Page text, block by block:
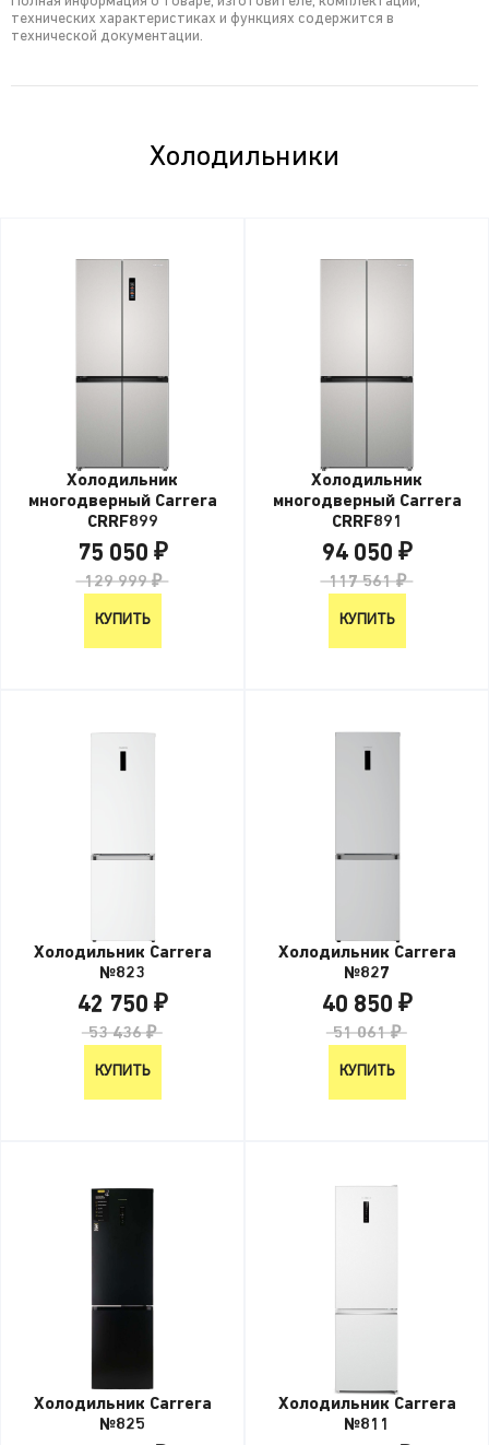
технических характеристиках и функциях содержится в
технической документации.
Холодильники
Холодильник
многодверный Carrera
CRRF899
75 050 ₽
129 999 ₽
КУПИТЬ
Холодильник
многодверный Carrera
CRRF891
94 050 ₽
117 561 ₽
КУПИТЬ
Холодильник Carrera
№823
42 750 ₽
53 436 ₽
КУПИТЬ
Холодильник Carrera
№827
40 850 ₽
51 061 ₽
КУПИТЬ
Холодильник Carrera
№825
Холодильник Carrera
№811